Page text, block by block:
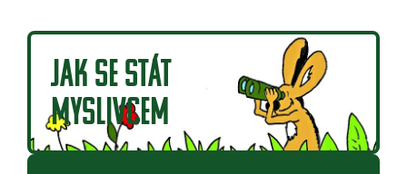
JAK SE STÁT
MYSLIVCEM